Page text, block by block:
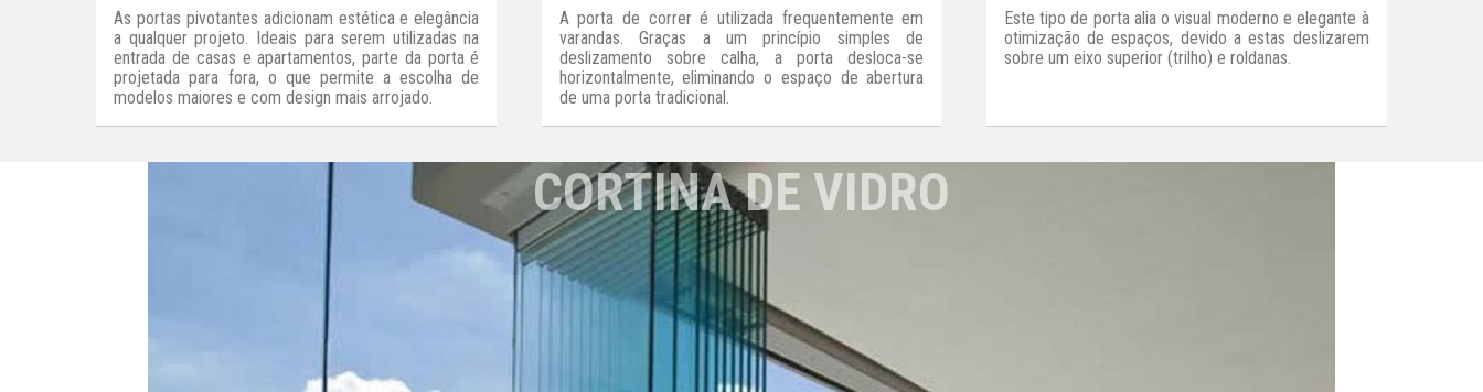
As portas pivotantes adicionam estética e elegância
a qualquer projeto. Ideais para serem utilizadas na
entrada de casas e apartamentos, parte da porta é
projetada para fora, o que permite a escolha de
modelos maiores e com design mais arrojado.
A porta de correr é utilizada frequentemente em
varandas. Graças a um princípio simples de
deslizamento sobre calha, a porta desloca-se
horizontalmente, eliminando o espaço de abertura
de uma porta tradicional.
Este tipo de porta alia o visual moderno e elegante à
otimização de espaços, devido a estas deslizarem
sobre um eixo superior (trilho) e roldanas.
CORTINA DE VIDRO